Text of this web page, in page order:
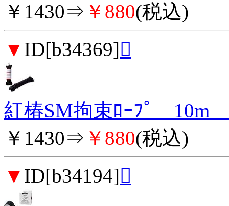
￥1430⇒ ￥880(税込)
▼ ID[b34369]
紅椿SM拘束ﾛｰﾌﾟ 10m
￥1430⇒ ￥880(税込)
▼ ID[b34194]